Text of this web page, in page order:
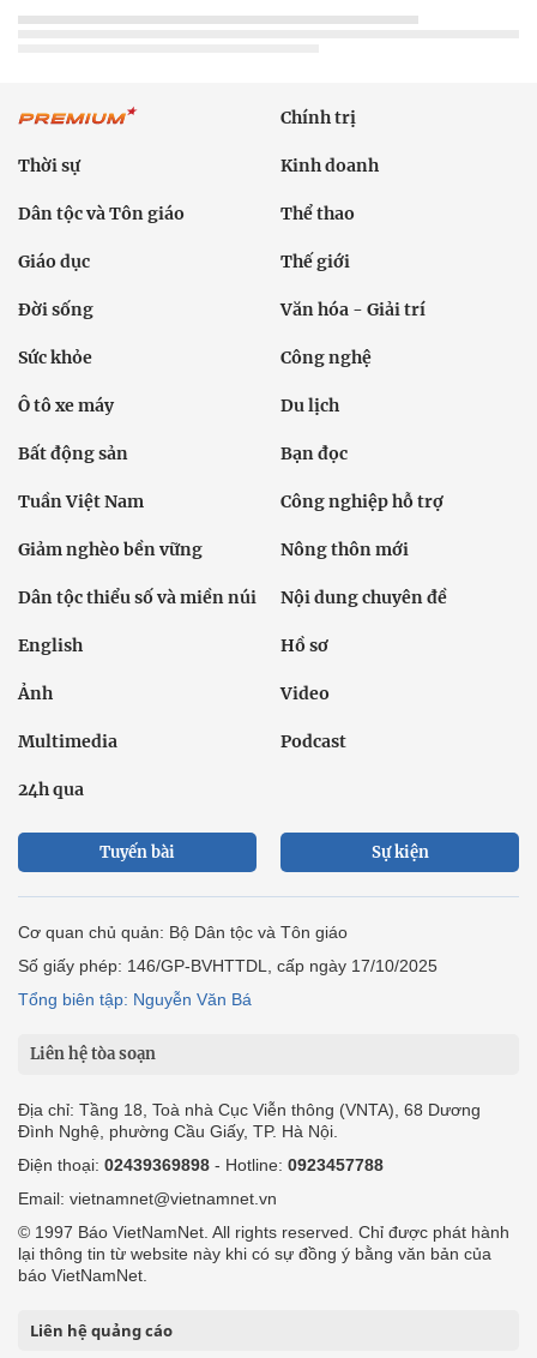
Chính trị
Thời sự Kinh doanh
Dân tộc và Tôn giáo Thể thao
Giáo dục Thế giới
Đời sống Văn hóa - Giải trí
Sức khỏe Công nghệ
Ô tô xe máy Du lịch
Bất động sản Bạn đọc
Tuần Việt Nam Công nghiệp hỗ trợ
Giảm nghèo bền vững Nông thôn mới
Dân tộc thiểu số và miền núi Nội dung chuyên đề
English Hồ sơ
Ảnh Video
Multimedia Podcast
24h qua
Tuyến bài Sự kiện
Cơ quan chủ quản: Bộ Dân tộc và Tôn giáo
Số giấy phép: 146/GP-BVHTTDL, cấp ngày 17/10/2025
Tổng biên tập: Nguyễn Văn Bá
Liên hệ tòa soạn
Địa chỉ: Tầng 18, Toà nhà Cục Viễn thông (VNTA), 68 Dương
Đình Nghệ, phường Cầu Giấy, TP. Hà Nội.
Điện thoại: 02439369898 - Hotline: 0923457788
Email: vietnamnet@vietnamnet.vn
© 1997 Báo VietNamNet. All rights reserved. Chỉ được phát hành
lại thông tin từ website này khi có sự đồng ý bằng văn bản của
báo VietNamNet.
Liên hệ quảng cáo